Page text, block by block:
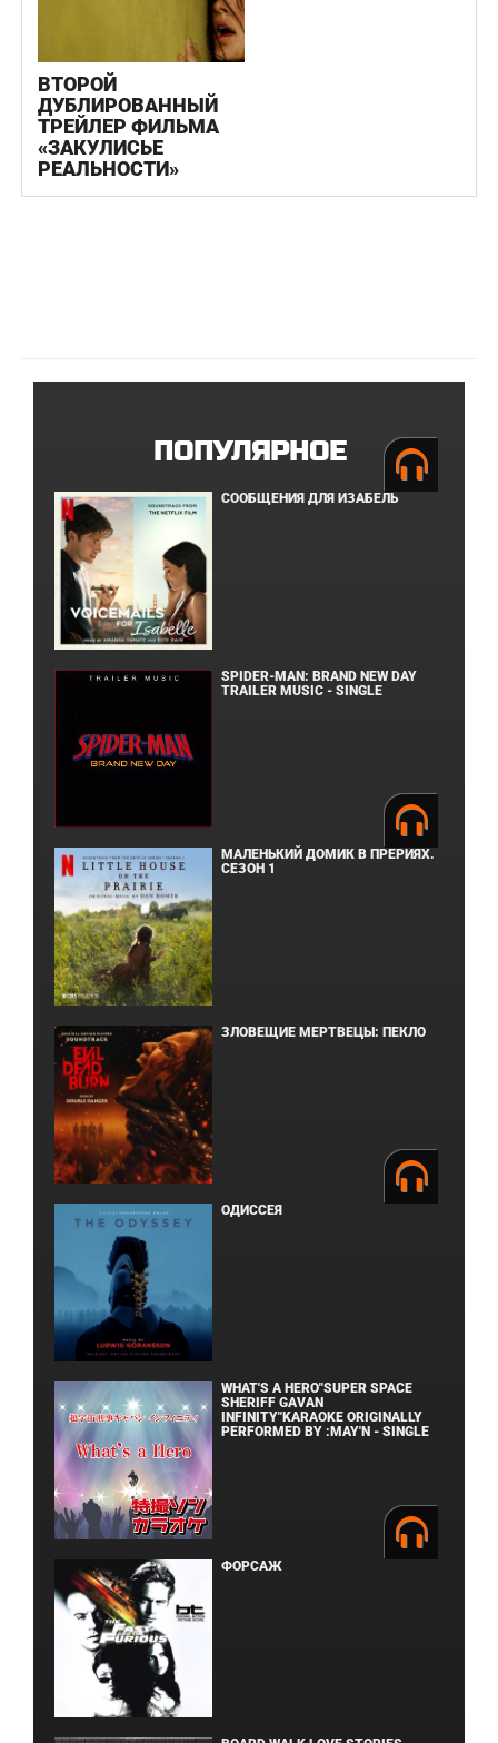
ВТОРОЙ
ДУБЛИРОВАННЫЙ
ТРЕЙЛЕР ФИЛЬМА
«ЗАКУЛИСЬЕ
РЕАЛЬНОСТИ»
ПОПУЛЯРНОЕ
СООБЩЕНИЯ ДЛЯ ИЗАБЕЛЬ
SPIDER-MAN: BRAND NEW DAY
TRAILER MUSIC - SINGLE
МАЛЕНЬКИЙ ДОМИК В ПРЕРИЯХ.
СЕЗОН 1
ЗЛОВЕЩИЕ МЕРТВЕЦЫ: ПЕКЛО
ОДИССЕЯ
WHAT'S A HERO"SUPER SPACE
SHERIFF GAVAN
INFINITY"KARAOKE ORIGINALLY
PERFORMED BY :MAY'N - SINGLE
ФОРСАЖ